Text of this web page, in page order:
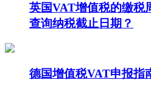
英国VAT增值税的缴税
查询纳税截止日期？
德国增值税VAT申报指